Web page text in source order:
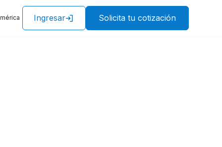
Ingresar Solicita tu cotización